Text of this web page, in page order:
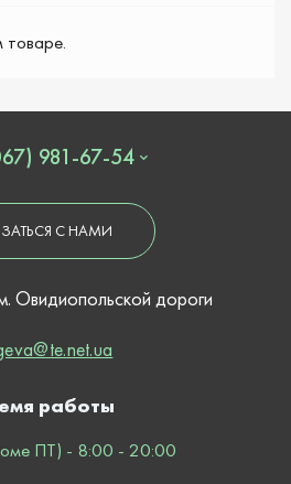
товаре.
981-67-54
С НАМИ
Овидиопольской дороги
работы
ПТ) - 8:00 - 20:00